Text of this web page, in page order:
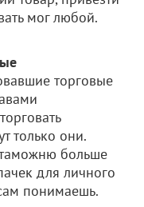
мог любой.
торговые
только они.
больше
для личного
понимаешь.